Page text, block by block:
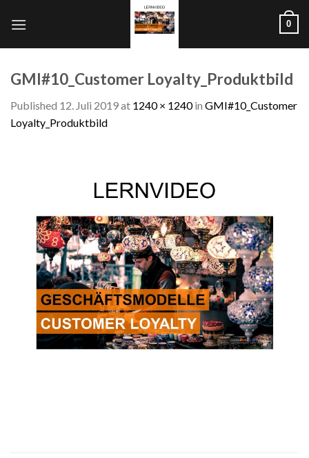
0
GMI#10_Customer Loyalty_Produktbild
Published 12. Juli 2019at 1240 × 1240in GMI#10_Customer
Loyalty_Produktbild